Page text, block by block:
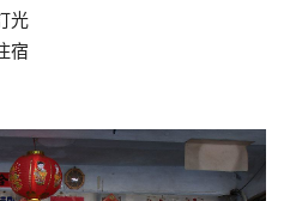
光
宿